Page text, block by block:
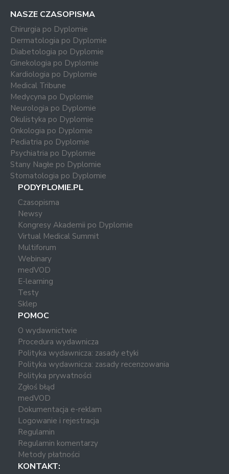
NASZE CZASOPISMA
Chirurgia po Dyplomie
Dermatologia po Dyplomie
Diabetologia po Dyplomie
Ginekologia po Dyplomie
Kardiologia po Dyplomie
Medical Tribune
Medycyna po Dyplomie
Neurologia po Dyplomie
Okulistyka po Dyplomie
Onkologia po Dyplomie
Pediatria po Dyplomie
Psychiatria po Dyplomie
Stany Nagłe po Dyplomie
Stomatologia po Dyplomie
PODYPLOMIE.PL
Czasopisma
Newsy
Kongresy Akademii po Dyplomie
Virtual Medical Summit
Multiforum
Webinary
medVOD
E-learning
Testy
Sklep
POMOC
O wydawnictwie
Procedura wydawnicza
Polityka wydawnicza: zasady etyki
Polityka wydawnicza: zasady recenzowania
Polityka prywatności
Zgłoś błąd
medVOD
Dokumentacja e-reklam
Logowanie i rejestracja
Regulamin
Regulamin komentarzy
Metody płatności
KONTAKT: